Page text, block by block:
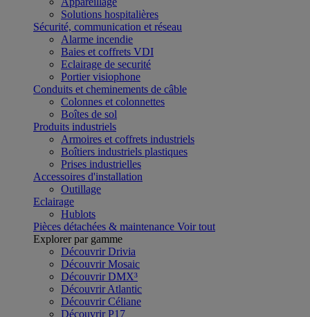
Solutions hospitalières
Sécurité, communication et réseau
Alarme incendie
Baies et coffrets VDI
Eclairage de securité
Portier visiophone
Conduits et cheminements de câble
Colonnes et colonnettes
Boîtes de sol
Produits industriels
Armoires et coffrets industriels
Boîtiers industriels plastiques
Prises industrielles
Accessoires d'installation
Outillage
Eclairage
Hublots
Pièces détachées & maintenance Voir tout
Explorer par gamme
Découvrir Drivia
Découvrir Mosaic
Découvrir DMX³
Découvrir Atlantic
Découvrir Céliane
Découvrir P17